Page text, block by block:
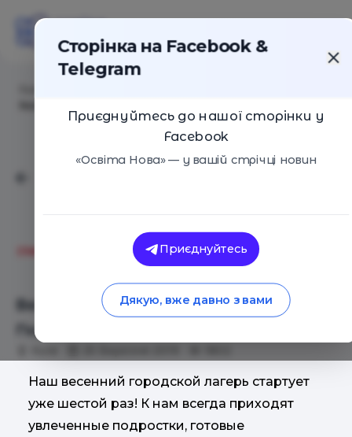
Молодіжний центр START
Весенний городской лагерь Start
Now!
Наш весенний городской лагерь стартует
уже шестой раз! К нам всегда приходят
увлеченные подростки, готовые
Сторінка на Facebook &
Telegram
Приєднуйтесь до нашої сторінки у
Facebook
«Освіта Нова» — у вашій стрічці новин
Приєднуйтесь
Дякую, вже давно з вами